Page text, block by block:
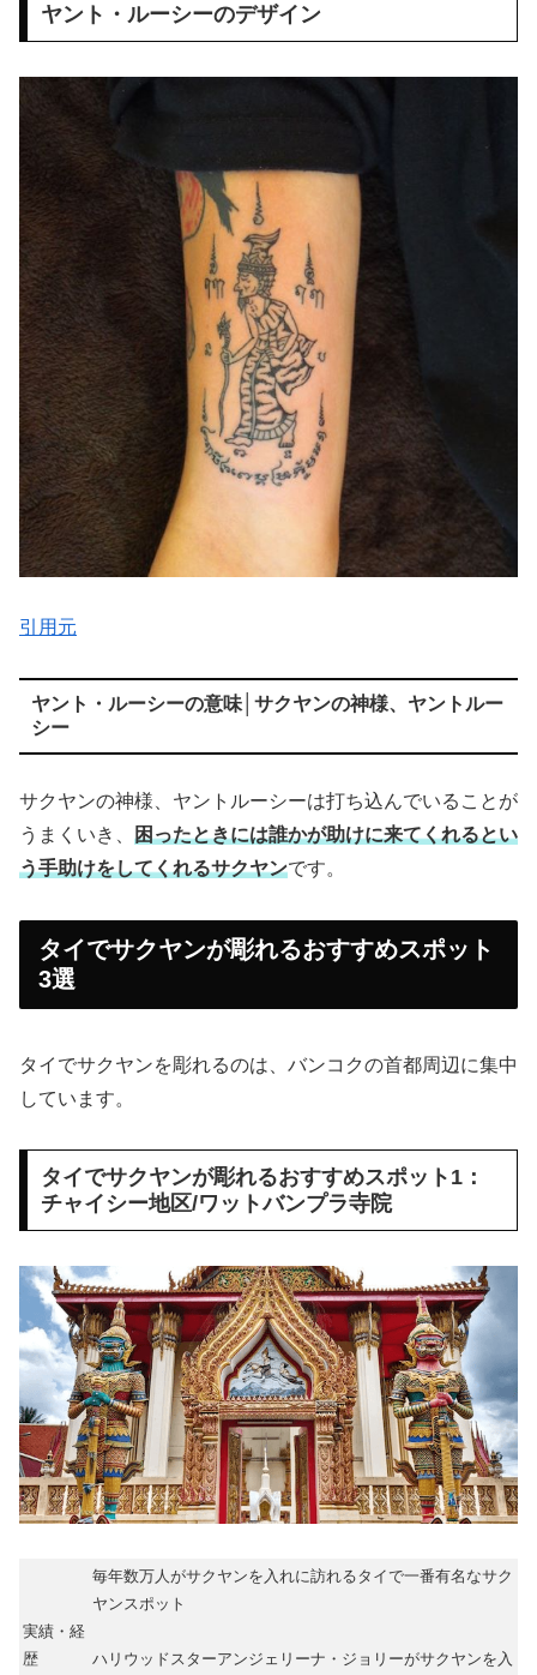
ヤント・ルーシーのデザイン
引用元
ヤント・ルーシーの意味│サクヤンの神様、ヤントルー
シー
サクヤンの神様、ヤントルーシーは打ち込んでいることが
うまくいき、 困ったときには誰かが助けに来てくれるとい
う手助けをしてくれるサクヤンです。
タイでサクヤンが彫れるおすすめスポット
3選
タイでサクヤンを彫れるのは、バンコクの首都周辺に集中
しています。
タイでサクヤンが彫れるおすすめスポット1：
チャイシー地区/ワットバンプラ寺院
実績・経
歴
毎年数万人がサクヤンを入れに訪れるタイで一番有名なサク
ヤンスポット
ハリウッドスターアンジェリーナ・ジョリーがサクヤンを入